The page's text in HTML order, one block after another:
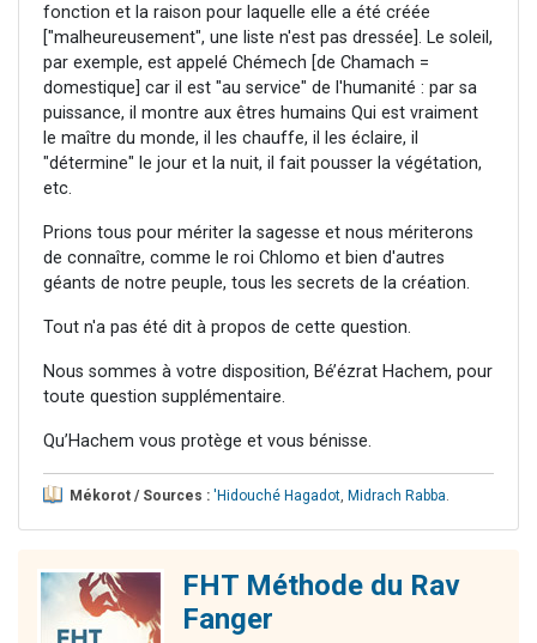
fonction et la raison pour laquelle elle a été créée
["malheureusement", une liste n'est pas dressée]. Le soleil,
par exemple, est appelé Chémech [de Chamach =
domestique] car il est "au service" de l'humanité : par sa
puissance, il montre aux êtres humains Qui est vraiment
le maître du monde, il les chauffe, il les éclaire, il
"détermine" le jour et la nuit, il fait pousser la végétation,
etc.
Prions tous pour mériter la sagesse et nous mériterons
de connaître, comme le roi Chlomo et bien d'autres
géants de notre peuple, tous les secrets de la création.
Tout n'a pas été dit à propos de cette question.
Nous sommes à votre disposition, Bé’ézrat Hachem, pour
toute question supplémentaire.
Qu’Hachem vous protège et vous bénisse.
Mékorot / Sources : 'Hidouché Hagadot, Midrach Rabba.
FHT Méthode du Rav
Fanger